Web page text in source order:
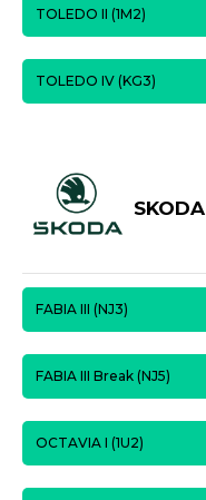
TOLEDO II (1M2)
TOLEDO IV (KG3)
SKODA
FABIA III (NJ3)
FABIA III Break (NJ5)
OCTAVIA I (1U2)